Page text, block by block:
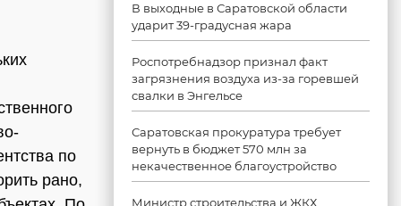
по
рано,
В выходные в Саратовской области
ударит 39-градусная жара
Роспотребнадзор признал факт
загрязнения воздуха из-за горевшей
свалки в Энгельсе
Саратовская прокуратура требует
вернуть в бюджет 570 млн за
некачественное благоустройство
Министр строительства и ЖКХ